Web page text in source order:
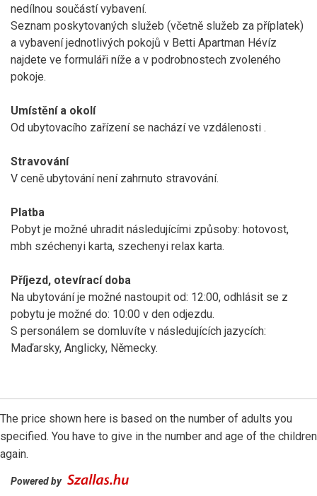
nedílnou součástí vybavení.
Seznam poskytovaných služeb (včetně služeb za příplatek)
a vybavení jednotlivých pokojů v Betti Apartman Hévíz
najdete ve formuláři níže a v podrobnostech zvoleného
pokoje.
Umístění a okolí
Od ubytovacího zařízení se nachází ve vzdálenosti .
Stravování
V ceně ubytování není zahrnuto stravování.
Platba
Pobyt je možné uhradit následujícími způsoby: hotovost,
mbh széchenyi karta, szechenyi relax karta.
Příjezd, otevírací doba
Na ubytování je možné nastoupit od: 12:00, odhlásit se z
pobytu je možné do: 10:00 v den odjezdu.
S personálem se domluvíte v následujících jazycích:
Maďarsky, Anglicky, Německy.
The price shown here is based on the number of adults you
specified. You have to give in the number and age of the children
again.
Powered by